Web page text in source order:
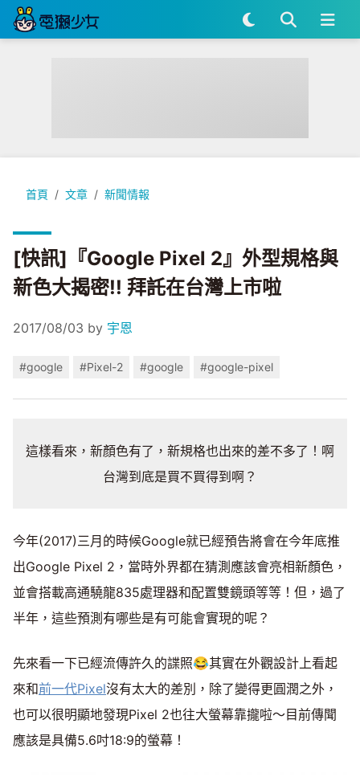
首頁 文章 新聞情報
[快訊]『Google Pixel 2』外型規格與新色大揭密!! 拜託在台灣
[快訊]『Google Pixel 2』外型規格與
新色大揭密!! 拜託在台灣上市啦
2017/08/03 by 宇恩
#google #Pixel-2 #google #google-pixel
這樣看來，新顏色有了，新規格也出來的差不多了！啊
台灣到底是買不買得到啊？
今年(2017)三月的時候Google就已經預告將會在今年底推
出Google Pixel 2，當時外界都在猜測應該會亮相新顏色，
並會搭載高通驍龍835處理器和配置雙鏡頭等等！但，過了
半年，這些預測有哪些是有可能會實現的呢？
先來看一下已經流傳許久的諜照😂其實在外觀設計上看起
來和前一代Pixel沒有太大的差別，除了變得更圓潤之外，
也可以很明顯地發現Pixel 2也往大螢幕靠攏啦～目前傳聞
應該是具備5.6吋18:9的螢幕！